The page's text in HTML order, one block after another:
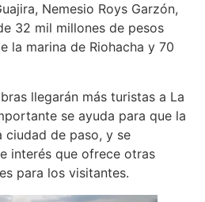
Nemesio Roys Garzón,
32 mil millones de pesos
la marina de Riohacha y 70
llegarán más turistas a La
se ayuda para que la
ciudad de paso, y se
interés que ofrece otras
para los visitantes.